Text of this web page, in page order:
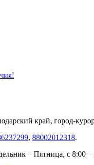
край, город-
, 88002012318.
– Пятница, с 8:00 –